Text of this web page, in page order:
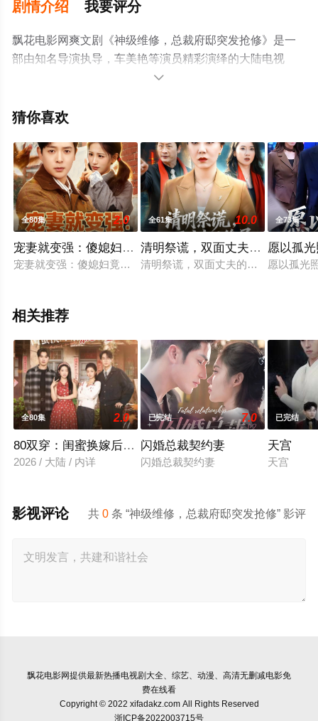
剧情介绍 我要评分
飘花电影网爽文剧《神级维修，总裁府邸突发抢修》是一
部由知名导演执导，车美艳等演员精彩演绎的大陆电视
剧，大结局剧情已揭晓（全80集），手机免费观看高清未
步至豆瓣电视剧、电视猫或剧情网等平台了解。
。

猜你喜欢
全80集 2.0
宠妻就变强：傻媳妇竟是绝色天仙
宠妻就变强：傻媳妇竟是绝色天仙
全61集 10.0
清明祭谎，双面丈夫的终局
清明祭谎，双面丈夫的终局
全73集
愿以孤
愿以孤光
相关推荐
全80集 2.0
80双穿：闺蜜换嫁后赢麻了
2026 / 大陆 / 内详
已完结 7.0
闪婚总裁契约妻
闪婚总裁契约妻
已完结
天宫
天宫
共0 条 “神级维修，总裁府邸突发抢修” 影评
影视评论
飘花电影网提供最新热播电视剧大全、综艺、动漫、高清无删减电影免
费在线看
Copyright © 2022 xifadakz.com All Rights Reserved
浙ICP备2022003715号